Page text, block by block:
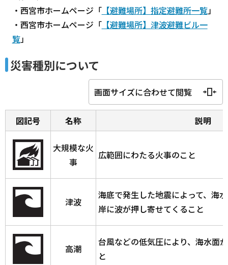
・西宮市ホームページ「【避難場所】指定避難所一覧」
・西宮市ホームページ「【避難場所】津波避難ビル一
覧」
災害種別について
画面サイズに合わせて閲覧
図記号 名称 説明
大規模な火
事
広範囲にわたる火事のこと
津波
海底で発生した地震によって、海
岸に波が押し寄せてくること
高潮
台風などの低気圧により、海水面
と